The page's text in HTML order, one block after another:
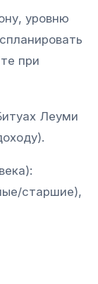
уровню
при
Леуми
старшие),